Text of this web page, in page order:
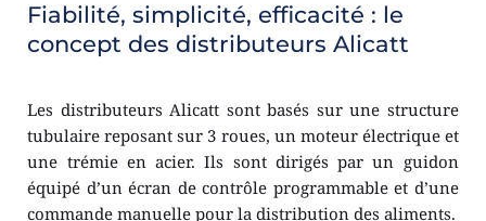
Fiabilité, simplicité, efficacité : le
concept des distributeurs Alicatt
Les distributeurs Alicatt sont basés sur une structure
tubulaire reposant sur 3 roues, un moteur électrique et
une trémie en acier. Ils sont dirigés par un guidon
équipé d’un écran de contrôle programmable et d’une
commande manuelle pour la distribution des aliments.